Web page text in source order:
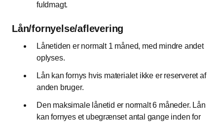
fuldmagt.
Lån/fornyelse/aflevering
Lånetiden er normalt 1 måned, med mindre andet
oplyses.
Lån kan fornys hvis materialet ikke er reserveret af
anden bruger.
Den maksimale lånetid er normalt 6 måneder. Lån
kan fornyes et ubegrænset antal gange inden for